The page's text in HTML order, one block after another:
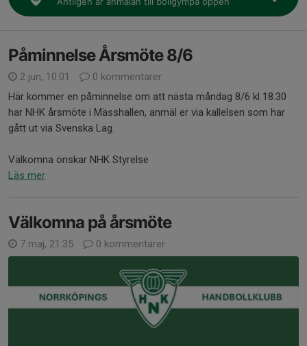
Påminnelse Årsmöte 8/6
2 jun, 10:01
0 kommentarer
Här kommer en påminnelse om att nästa måndag 8/6 kl 18.30
har NHK årsmöte i Mässhallen, anmäl er via kallelsen som har
gått ut via Svenska Lag.
Välkomna önskar NHK Styrelse
Läs mer
Välkomna på årsmöte
7 maj, 21:35 0 kommentarer